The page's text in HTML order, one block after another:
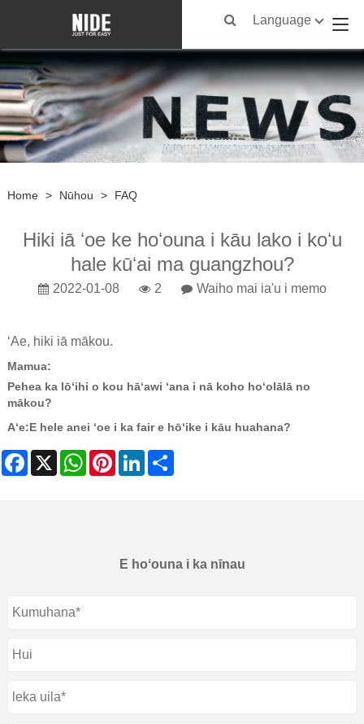
Language
Home > Nūhou > FAQ
Hiki iā ʻoe ke hoʻouna i kāu lako i koʻu
hale kūʻai ma guangzhou?
2022-01-08 2 Waiho mai ia'u i memo
ʻAe, hiki iā mākou.
Mamua:
Pehea ka lōʻihi o kou hāʻawi ʻana i nā koho hoʻolālā no
mākou?
Aʻe:E hele anei ʻoe i ka fair e hōʻike i kāu huahana?
Facebook
X WhatsAppPinterestLinkedIn
E hoʻouna i ka nīnau